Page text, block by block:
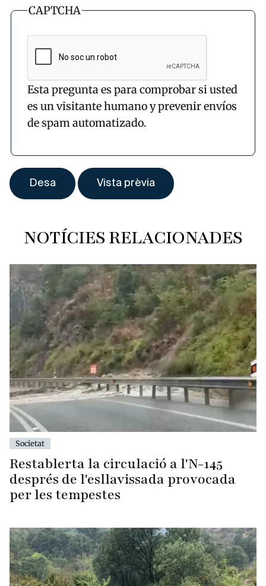
CAPTCHA
Esta pregunta es para comprobar si usted
es un visitante humano y prevenir envíos
de spam automatizado.
NOTÍCIES RELACIONADES
Societat
Restablerta la circulació a l'N-145
després de l'esllavissada provocada
per les tempestes